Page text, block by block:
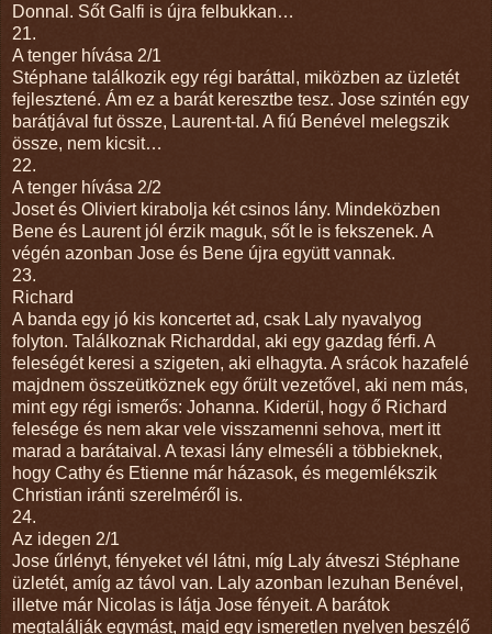
Donnal. Sőt Galfi is újra felbukkan…
21.
A tenger hívása 2/1
Stéphane találkozik egy régi baráttal, miközben az üzletét
fejlesztené. Ám ez a barát keresztbe tesz. Jose szintén egy
barátjával fut össze, Laurent-tal. A fiú Benével melegszik
össze, nem kicsit…
22.
A tenger hívása 2/2
Joset és Oliviert kirabolja két csinos lány. Mindeközben
Bene és Laurent jól érzik maguk, sőt le is fekszenek. A
végén azonban Jose és Bene újra együtt vannak.
23.
Richard
A banda egy jó kis koncertet ad, csak Laly nyavalyog
folyton. Találkoznak Richarddal, aki egy gazdag férfi. A
feleségét keresi a szigeten, aki elhagyta. A srácok hazafelé
majdnem összeütköznek egy őrült vezetővel, aki nem más,
mint egy régi ismerős: Johanna. Kiderül, hogy ő Richard
felesége és nem akar vele visszamenni sehova, mert itt
marad a barátaival. A texasi lány elmeséli a többieknek,
hogy Cathy és Etienne már házasok, és megemlékszik
Christian iránti szerelméről is.
24.
Az idegen 2/1
Jose űrlényt, fényeket vél látni, míg Laly átveszi Stéphane
üzletét, amíg az távol van. Laly azonban lezuhan Benével,
illetve már Nicolas is látja Jose fényeit. A barátok
megtalálják egymást, majd egy ismeretlen nyelven beszélő